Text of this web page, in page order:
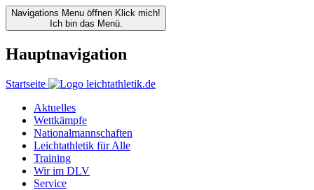
Navigations Menu öffnen Klick mich!
Ich bin das Menü.
Hauptnavigation
Startseite
Aktuelles
Wettkämpfe
Nationalmannschaften
Leichtathletik für Alle
Training
Wir im DLV
Service